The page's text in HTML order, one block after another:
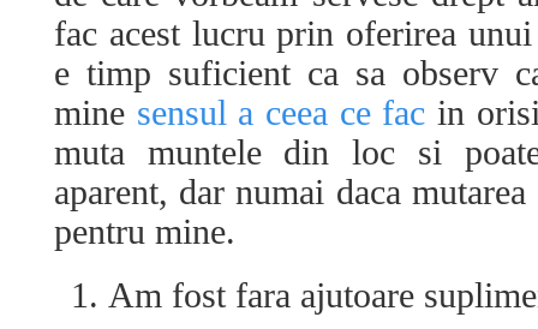
fac acest lucru prin oferirea
e timp suficient ca sa observ
mine sensul a ceea ce fac in
muta muntele din loc si
aparent, dar numai daca
pentru mine.
Am fost fara ajutoare